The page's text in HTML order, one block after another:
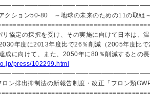
クション50-80 ～地球の未来のための11の取組
協定の採択を受け、その実施に向けて日本は、温
年度に2013年度比で26％削減（2005年度比で
に向けて、また、2050年に80％削減するとの長
press/102299.html
ン排出抑制法の新報告制度・改正「フロン類